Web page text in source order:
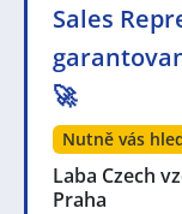
Sales
🚀
Nutně vás
Laba Czech
Praha